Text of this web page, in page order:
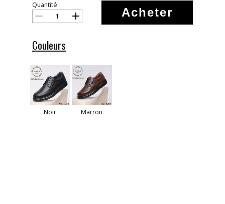
Quantité
Acheter
Couleurs
Noir Marron